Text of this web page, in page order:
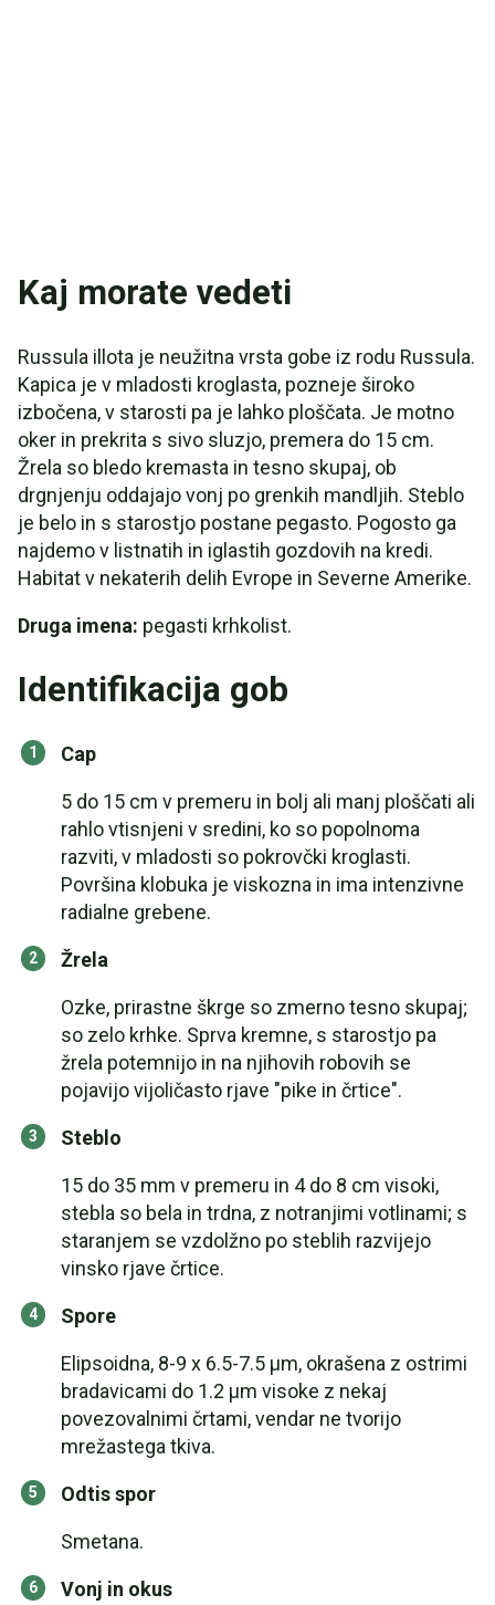
Kaj morate vedeti
Russula illota je neužitna vrsta gobe iz rodu Russula.
Kapica je v mladosti kroglasta, pozneje široko
izbočena, v starosti pa je lahko ploščata. Je motno
oker in prekrita s sivo sluzjo, premera do 15 cm.
Žrela so bledo kremasta in tesno skupaj, ob
drgnjenju oddajajo vonj po grenkih mandljih. Steblo
je belo in s starostjo postane pegasto. Pogosto ga
najdemo v listnatih in iglastih gozdovih na kredi.
Habitat v nekaterih delih Evrope in Severne Amerike.
Druga imena: pegasti krhkolist.
Identifikacija gob
Cap
5 do 15 cm v premeru in bolj ali manj ploščati ali
rahlo vtisnjeni v sredini, ko so popolnoma
razviti, v mladosti so pokrovčki kroglasti.
Površina klobuka je viskozna in ima intenzivne
radialne grebene.
Žrela
Ozke, prirastne škrge so zmerno tesno skupaj;
so zelo krhke. Sprva kremne, s starostjo pa
žrela potemnijo in na njihovih robovih se
pojavijo vijoličasto rjave "pike in črtice".
Steblo
15 do 35 mm v premeru in 4 do 8 cm visoki,
stebla so bela in trdna, z notranjimi votlinami; s
staranjem se vzdolžno po steblih razvijejo
vinsko rjave črtice.
Spore
Elipsoidna, 8-9 x 6.5-7.5 µm, okrašena z ostrimi
bradavicami do 1.2 µm visoke z nekaj
povezovalnimi črtami, vendar ne tvorijo
mrežastega tkiva.
Odtis spor
Smetana.
Vonj in okus